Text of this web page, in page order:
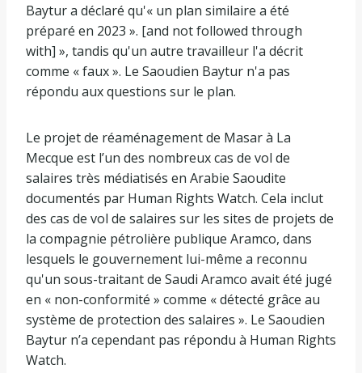
Baytur a déclaré qu'« un plan similaire a été
préparé en 2023 ». [and not followed through
with] », tandis qu'un autre travailleur l'a décrit
comme « faux ». Le Saoudien Baytur n'a pas
répondu aux questions sur le plan.
Le projet de réaménagement de Masar à La
Mecque est l’un des nombreux cas de vol de
salaires très médiatisés en Arabie Saoudite
documentés par Human Rights Watch. Cela inclut
des cas de vol de salaires sur les sites de projets de
la compagnie pétrolière publique Aramco, dans
lesquels le gouvernement lui-même a reconnu
qu'un sous-traitant de Saudi Aramco avait été jugé
en « non-conformité » comme « détecté grâce au
système de protection des salaires ». Le Saoudien
Baytur n’a cependant pas répondu à Human Rights
Watch.